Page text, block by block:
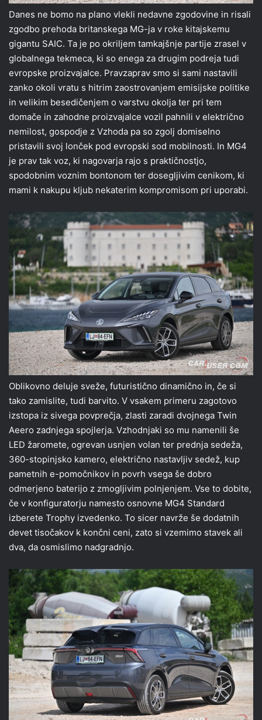
Danes ne bomo na plano vlekli nedavne zgodovine in risali
zgodbo prehoda britanskega MG-ja v roke kitajskemu
gigantu SAIC. Ta je po okriljem tamkajšnje partije zrasel v
globalnega tekmeca, ki so enega za drugim podreja tudi
evropske proizvajalce. Pravzaprav smo si sami nastavili
zanko okoli vratu s hitrim zaostrovanjem emisijske politike
in velikim besedičenjem o varstvu okolja ter pri tem
domače in zahodne proizvajalce vozil pahnili v električno
nemilost, gospodje z Vzhoda pa so zgolj domiselno
pristavili svoj lonček pod evropski sod mobilnosti. In MG4
je prav tak voz, ki nagovarja rajo s praktičnostjo,
spodobnim voznim bontonom ter dosegljivim cenikom, ki
mami k nakupu kljub nekaterim kompromisom pri uporabi.
Oblikovno deluje sveže, futuristično dinamično in, če si
tako zamislite, tudi barvito. V vsakem primeru zagotovo
izstopa iz sivega povprečja, zlasti zaradi dvojnega Twin
Aeero zadnjega spojlerja. Vzhodnjaki so mu namenili še
LED žaromete, ogrevan usnjen volan ter prednja sedeža,
360-stopinjsko kamero, električno nastavljiv sedež, kup
pametnih e-pomočnikov in povrh vsega še dobro
odmerjeno baterijo z zmogljivim polnjenjem. Vse to dobite,
če v konfiguratorju namesto osnovne MG4 Standard
izberete Trophy izvedenko. To sicer navrže še dodatnih
devet tisočakov k končni ceni, zato si vzemimo stavek ali
dva, da osmislimo nadgradnjo.